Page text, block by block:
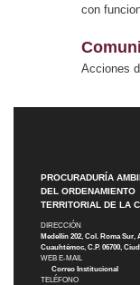
con
Acciones
PROCURADURÍA
DEL ORDENAMIENTO
TERRITORIAL DE LA
DIRECCIÓN
Medellín 202, Col. Roma Sur,
Cuauhtémoc, C.P. 06700,
WEB E-MAIL
Correo Institucional
TELÉFONO